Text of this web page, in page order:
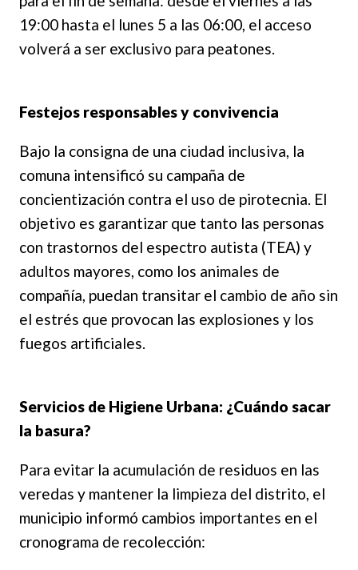
19:00 hasta el lunes 5 a las 06:00, el acceso
volverá a ser exclusivo para peatones.
Festejos responsables y convivencia
Bajo la consigna de una ciudad inclusiva, la
comuna intensificó su campaña de
concientización contra el uso de pirotecnia. El
objetivo es garantizar que tanto las personas
con trastornos del espectro autista (TEA) y
adultos mayores, como los animales de
compañía, puedan transitar el cambio de año sin
el estrés que provocan las explosiones y los
fuegos artificiales.
Servicios de Higiene Urbana: ¿Cuándo sacar
la basura?
Para evitar la acumulación de residuos en las
veredas y mantener la limpieza del distrito, el
municipio informó cambios importantes en el
cronograma de recolección: